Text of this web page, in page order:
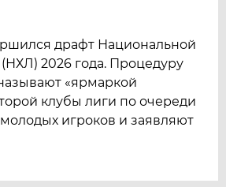
драфт Национальной
2026 года. Процедуру
«ярмаркой
клубы лиги по очереди
игроков и заявляют